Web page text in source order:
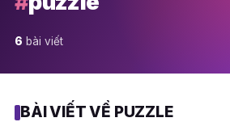
6 bài viết
BÀI VIẾT VỀ PUZZLE